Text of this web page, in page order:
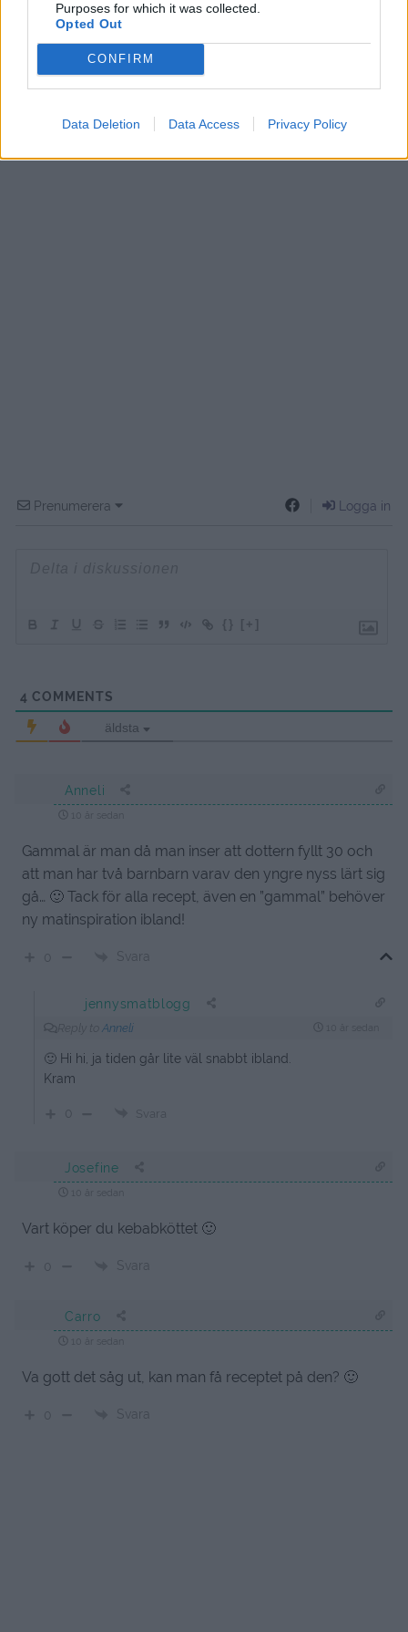
Purposes for which it was collected.
Opted Out
CONFIRM
Data Deletion Data Access Privacy Policy
Prenumerera Logga in
{} [+]
4 COMMENTS
äldsta
Anneli
10 år sedan
Gammal är man då man inser att dottern fyllt 30 och
att man har två barnbarn varav den yngre nyss lärt sig
gå… 🙂 Tack för alla recept, även en ”gammal” behöver
ny matinspiration ibland!
Svara
jennysmatblogg
Anneli
🙂 Hi hi, ja tiden går lite väl snabbt ibland.
Kram
Svara
Josefine
10 år sedan
Vart köper du kebabköttet 🙂
Svara
Carro
10 år sedan
Va gott det såg ut, kan man få receptet på den? 🙂
Svara